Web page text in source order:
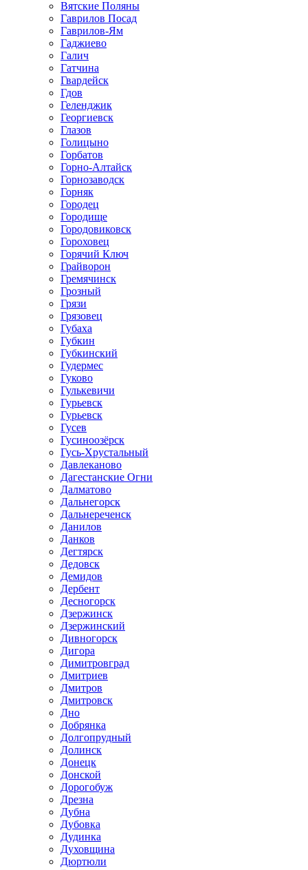
Вятские Поляны
Гаврилов Посад
Гаврилов-Ям
Гаджиево
Галич
Гатчина
Гвардейск
Гдов
Геленджик
Георгиевск
Глазов
Голицыно
Горбатов
Горно-Алтайск
Горнозаводск
Горняк
Городец
Городище
Городовиковск
Гороховец
Горячий Ключ
Грайворон
Гремячинск
Грозный
Грязи
Грязовец
Губаха
Губкин
Губкинский
Гудермес
Гуково
Гулькевичи
Гурьевск
Гурьевск
Гусев
Гусиноозёрск
Гусь-Хрустальный
Давлеканово
Дагестанские Огни
Далматово
Дальнегорск
Дальнереченск
Данилов
Данков
Дегтярск
Дедовск
Демидов
Дербент
Десногорск
Дзержинск
Дзержинский
Дивногорск
Дигора
Димитровград
Дмитриев
Дмитров
Дмитровск
Дно
Добрянка
Долгопрудный
Долинск
Донецк
Донской
Дорогобуж
Дрезна
Дубна
Дубовка
Дудинка
Духовщина
Дюртюли